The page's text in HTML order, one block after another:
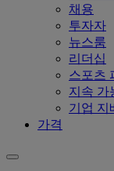
채용
투자자
뉴스룸
리더십
스포츠
지속 가
기업 지
가격